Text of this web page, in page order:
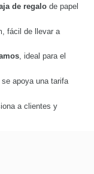
de regalode papel
fácil de llevar a
, ideal para el
apoya una tarifa
a clientes y